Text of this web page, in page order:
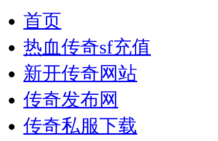
首页
热血传奇sf充值
新开传奇网站
传奇发布网
传奇私服下载